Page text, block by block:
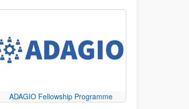
ADAGIO Fellowship Programme